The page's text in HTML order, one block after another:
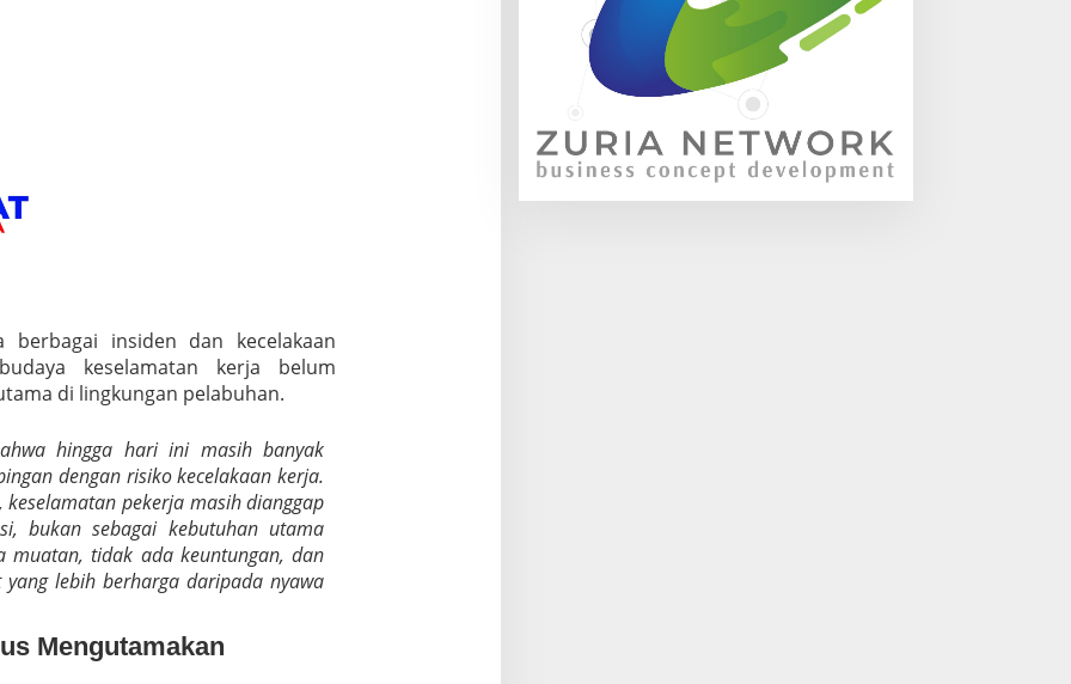
berbagai insiden dan kecelakaan
keselamatan kerja belum
di lingkungan pelabuhan.
hingga hari ini masih banyak
dengan risiko kecelakaan kerja.
pekerja masih dianggap
bukan sebagai kebutuhan utama
muatan, tidak ada keuntungan, dan
lebih berharga daripada nyawa
Mengutamakan